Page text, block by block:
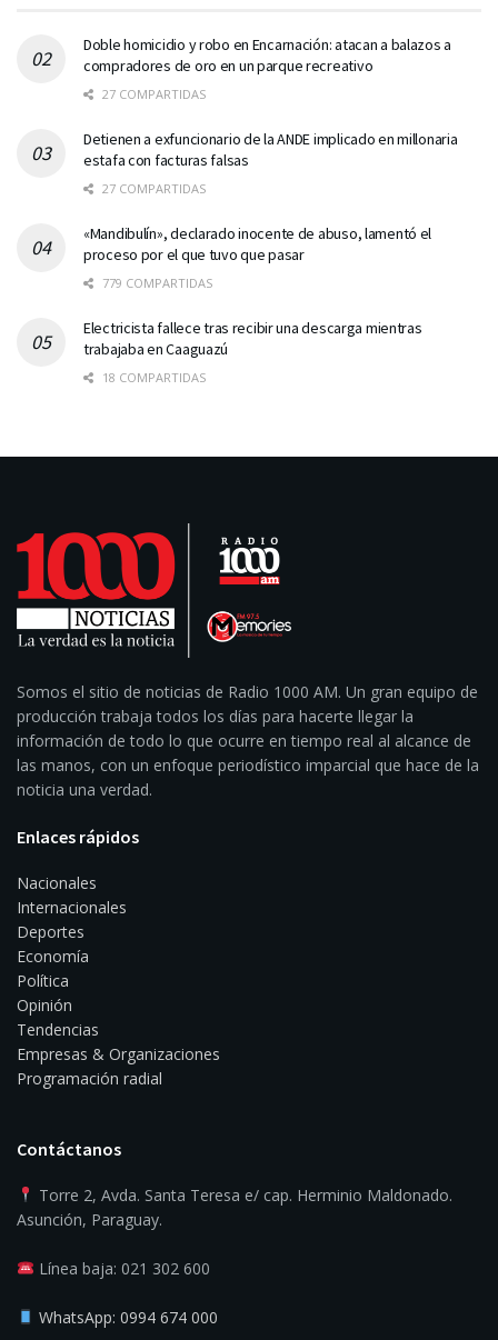
Doble homicidio y robo en Encarnación: atacan a balazos a
compradores de oro en un parque recreativo
27 COMPARTIDAS
Detienen a exfuncionario de la ANDE implicado en millonaria
estafa con facturas falsas
27 COMPARTIDAS
«Mandibulín», declarado inocente de abuso, lamentó el
proceso por el que tuvo que pasar
779 COMPARTIDAS
Electricista fallece tras recibir una descarga mientras
trabajaba en Caaguazú
18 COMPARTIDAS
Somos el sitio de noticias de Radio 1000 AM. Un gran equipo de
producción trabaja todos los días para hacerte llegar la
información de todo lo que ocurre en tiempo real al alcance de
las manos, con un enfoque periodístico imparcial que hace de la
noticia una verdad.
Enlaces rápidos
Nacionales
Internacionales
Deportes
Economía
Política
Opinión
Tendencias
Empresas & Organizaciones
Programación radial
Contáctanos
Torre 2, Avda. Santa Teresa e/ cap. Herminio Maldonado.
Asunción, Paraguay.
Línea baja: 021 302 600
WhatsApp: 0994 674 000